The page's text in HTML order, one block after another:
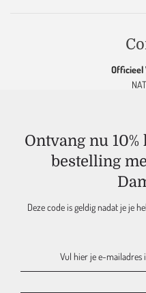
Officieel
Maak
06-83 232
KVK
Ontvang nu
bestelling
Deze code is geldig nadat je je